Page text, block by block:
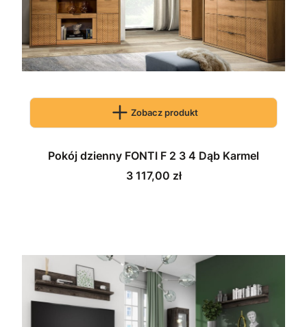
Zobacz produkt
Pokój dzienny FONTI F 2 3 4 Dąb Karmel
Cena
3 117,00 zł